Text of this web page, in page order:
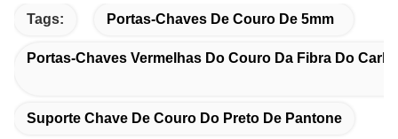
Tags: Portas-Chaves De Couro De 5mm
Portas-Chaves Vermelhas Do Couro Da Fibra Do
Suporte Chave De Couro Do Preto De Pantone